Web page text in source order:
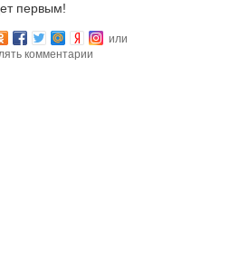
первым!
или
комментарии